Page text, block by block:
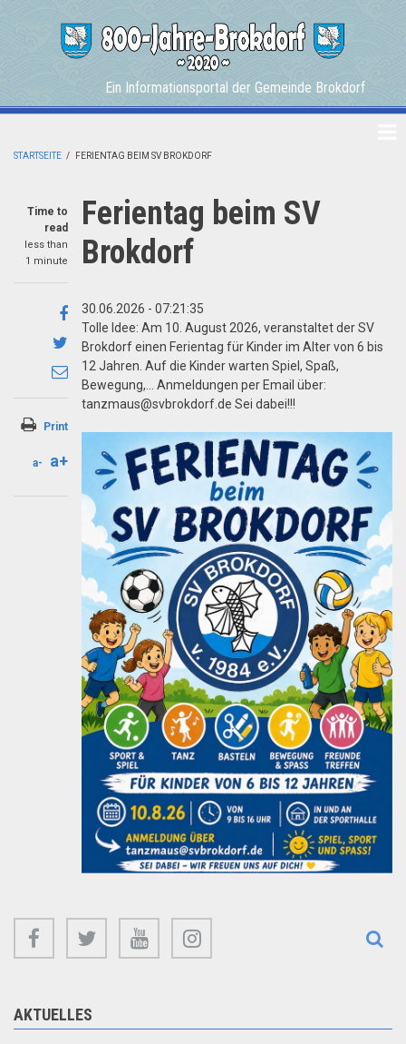
Ein Informationsportal der Gemeinde Brokdorf
STARTSEITE / FERIENTAG BEIM SV BROKDORF
Time to
read
less than
1 minute
Share
on
Facebook
Share
on
Twitter
Share
through
email
Print
a- a+
Ferientag beim SV
Brokdorf
30.06.2026 - 07:21:35
Tolle Idee: Am 10. August 2026, veranstaltet der SV
Brokdorf einen Ferientag für Kinder im Alter von 6 bis
12 Jahren. Auf die Kinder warten Spiel, Spaß,
Bewegung,... Anmeldungen per Email über:
tanzmaus@svbrokdorf.de Sei dabei!!!
facebook twitter youtube
AKTUELLES